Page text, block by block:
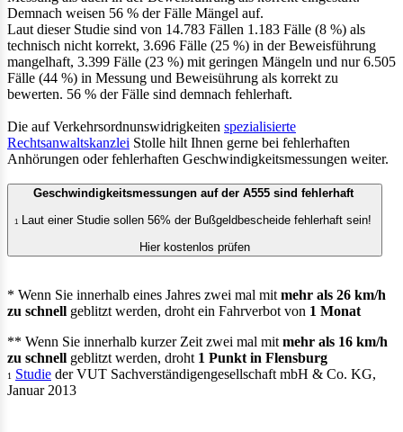
Demnach weisen 56 % der Fälle Mängel auf.
Laut dieser Studie sind von 14.783 Fällen 1.183 Fälle (8 %) als
technisch nicht korrekt, 3.696 Fälle (25 %) in der Beweisführung
mangelhaft, 3.399 Fälle (23 %) mit geringen Mängeln und nur 6.505
Fälle (44 %) in Messung und Beweisührung als korrekt zu
bewerten. 56 % der Fälle sind demnach fehlerhaft.
Die auf Verkehrsordnunswidrigkeiten spezialisierte
Rechtsanwaltskanzlei Stolle hilt Ihnen gerne bei fehlerhaften
Anhörungen oder fehlerhaften Geschwindigkeitsmessungen weiter.
Geschwindigkeitsmessungen auf der A555 sind fehlerhaft
1
Laut einer Studie sollen 56% der Bußgeldbescheide fehlerhaft sein!
Hier kostenlos prüfen
* Wenn Sie innerhalb eines Jahres zwei mal mit mehr als 26 km/h
zu schnell geblitzt werden, droht ein Fahrverbot von 1 Monat
** Wenn Sie innerhalb kurzer Zeit zwei mal mit mehr als 16 km/h
zu schnell geblitzt werden, droht 1 Punkt in Flensburg
1 Studie der VUT Sachverständigengesellschaft mbH & Co. KG,
Januar 2013